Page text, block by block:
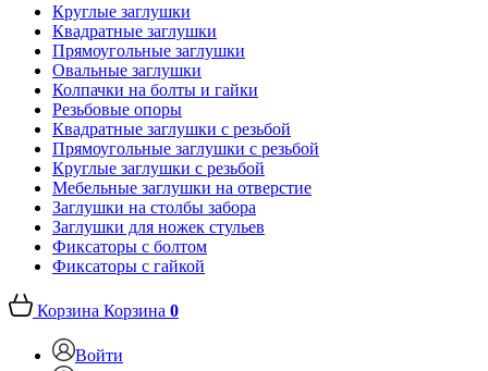
Круглые заглушки
Квадратные заглушки
Прямоугольные заглушки
Овальные заглушки
Колпачки на болты и гайки
Резьбовые опоры
Квадратные заглушки с резьбой
Прямоугольные заглушки с резьбой
Круглые заглушки с резьбой
Мебельные заглушки на отверстие
Заглушки на столбы забора
Заглушки для ножек стульев
Фиксаторы с болтом
Фиксаторы с гайкой
Корзина Корзина 0
Войти